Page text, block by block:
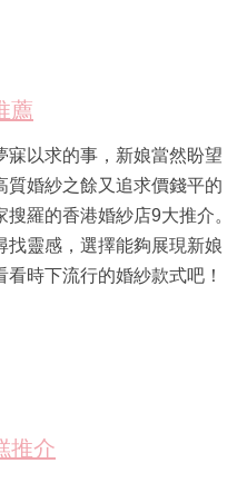
薦
寐以求的事，新娘當然盼望
質婚紗之餘又追求價錢平的
羅的香港婚紗店9大推介。
找靈感，選擇能夠展現新娘
時下流行的婚紗款式吧！
推介